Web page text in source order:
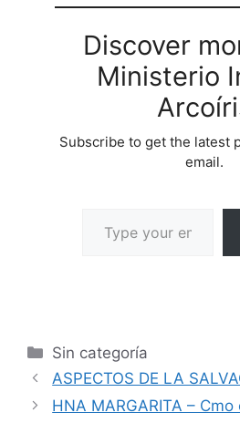
Discover
Ministerio
Subscribe to get the latest
email.
Sin categoría
ASPECTOS DE LA
HNA MARGARITA –